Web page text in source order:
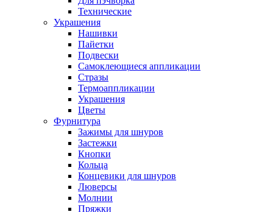
Технические
Украшения
Нашивки
Пайетки
Подвески
Самоклеющиеся аппликации
Стразы
Термоаппликации
Украшения
Цветы
Фурнитура
Зажимы для шнуров
Застежки
Кнопки
Кольца
Концевики для шнуров
Люверсы
Молнии
Пряжки